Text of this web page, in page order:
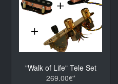
"Walk of Life" Tele Set
269.00€*